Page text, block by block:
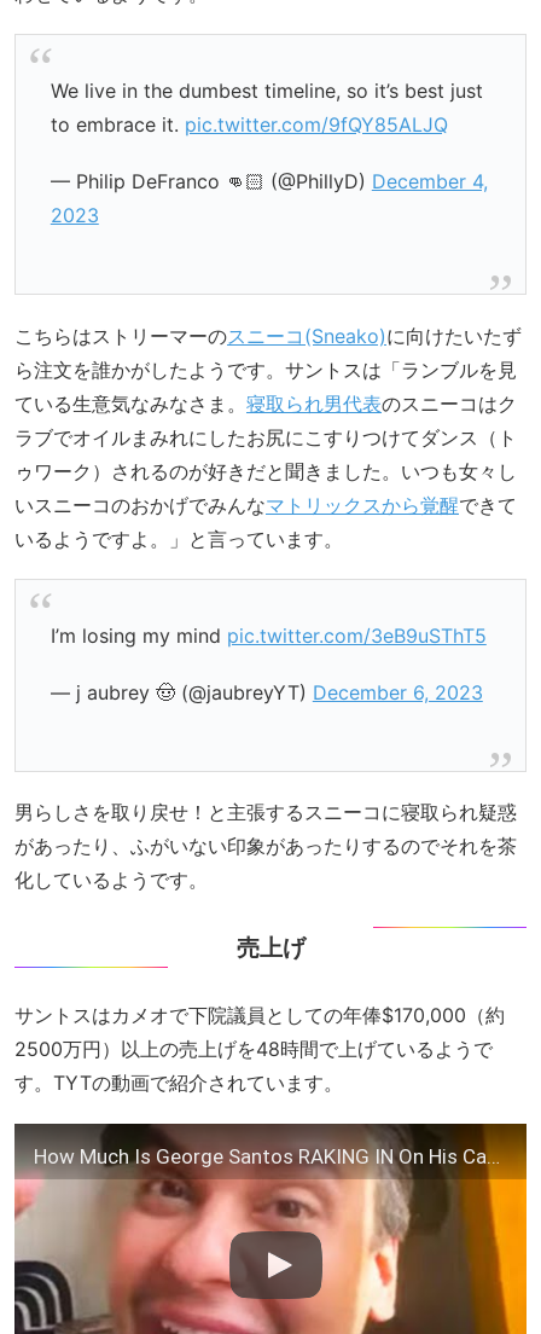
We live in the dumbest timeline, so it’s best just
to embrace it. pic.twitter.com/9fQY85ALJQ
— Philip DeFranco 👊🏻 (@PhillyD) December 4,
2023
こちらはストリーマーのスニーコ(Sneako)に向けたいたず
ら注文を誰かがしたようです。サントスは「ランブルを見
ている生意気なみなさま。 寝取られ男代表のスニーコはク
ラブでオイルまみれにしたお尻にこすりつけてダンス（ト
ゥワーク）されるのが好きだと聞きました。いつも女々し
いスニーコのおかげでみんなマトリックスから覚醒できて
いるようですよ。」と言っています。
I’m losing my mind pic.twitter.com/3eB9uSThT5
— j aubrey 🤠 (@jaubreyYT) December 6, 2023
男らしさを取り戻せ！と主張するスニーコに寝取られ疑惑
があったり、ふがいない印象があったりするのでそれを茶
化しているようです。
売上げ
サントスはカメオで下院議員としての年俸$170,000（約
2500万円）以上の売上げを48時間で上げているようで
す。TYTの動画で紹介されています。
How Much Is George Santos RAKING IN On His Cameo Videos? (A LOT)